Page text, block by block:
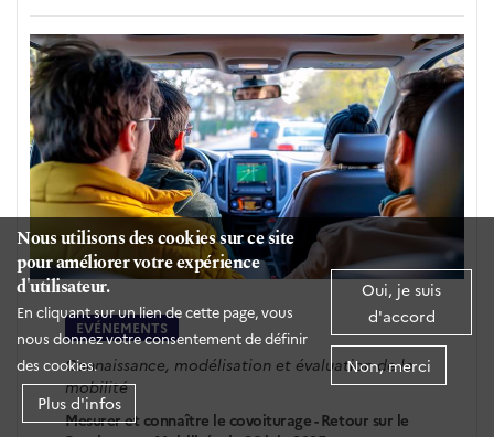
Nous utilisons des cookies sur ce site
pour améliorer votre expérience
d'utilisateur.
En cliquant sur un lien de cette page, vous
nous donnez votre consentement de définir
des cookies.
Plus d'infos
Oui, je suis
d'accord
Non, merci
EVÉNEMENTS
Connaissance, modélisation et évaluation de la
mobilité
Mesurer et connaître le covoiturage - Retour sur le